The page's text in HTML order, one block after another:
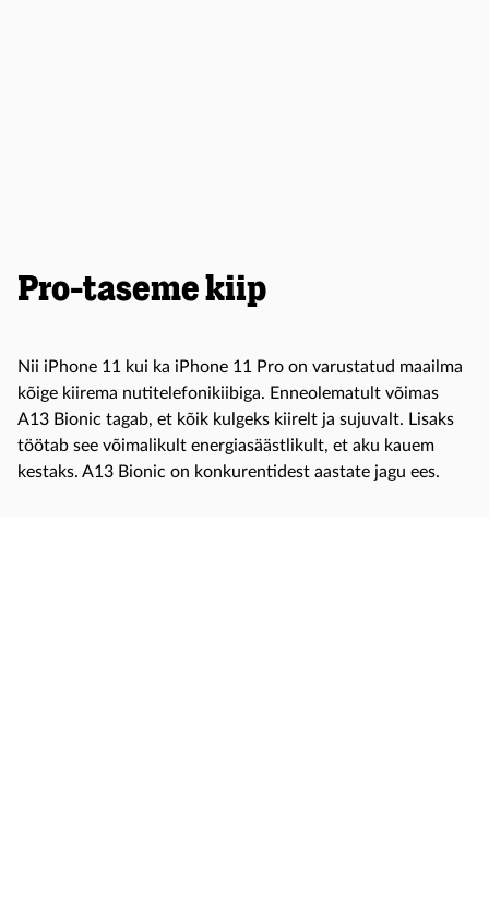
Pro-taseme kiip
Nii iPhone 11 kui ka iPhone 11 Pro on varustatud maailma
kõige kiirema nutitelefonikiibiga. Enneolematult võimas
A13 Bionic tagab, et kõik kulgeks kiirelt ja sujuvalt. Lisaks
töötab see võimalikult energiasäästlikult, et aku kauem
kestaks. A13 Bionic on konkurentidest aastate jagu ees.